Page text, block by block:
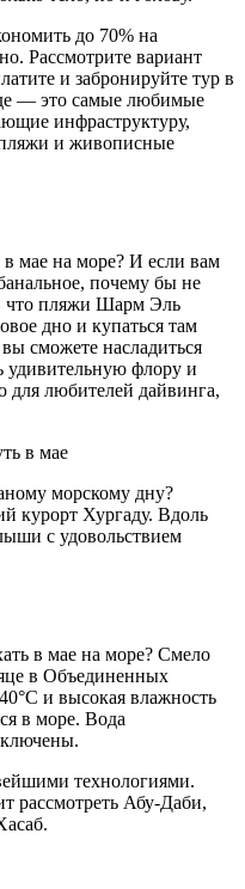
до 70% на
Рассмотрите вариант
и забронируйте тур в
— это самые любимые
инфраструктуру,
и живописные
мае на море? И если вам
почему бы не
что пляжи Шарм Эль
дно и купаться там
сможете насладиться
флору и
для любителей дайвинга,
морскому дну?
курорт Хургаду. Вдоль
с удовольствием
в мае на море? Смело
в Объединенных
и высокая влажность
в море. Вода
технологиями.
рассмотреть Абу-Даби,